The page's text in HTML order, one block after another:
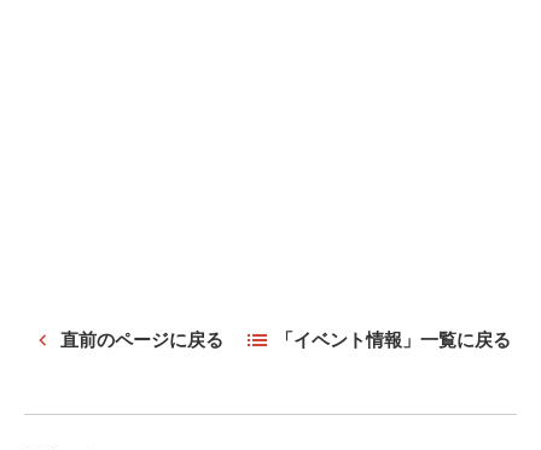
直前のページに戻る 「イベント情報」一覧に戻る